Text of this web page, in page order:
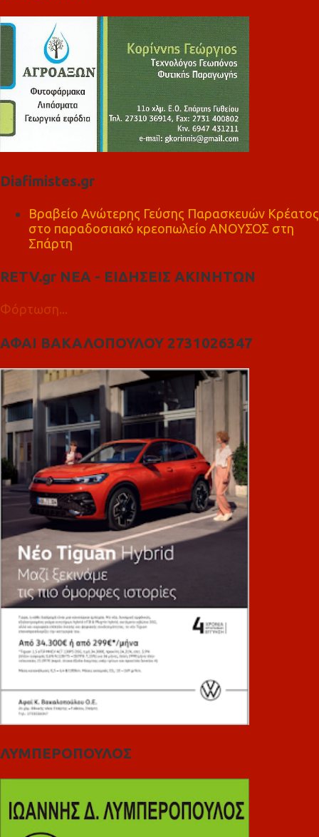
Diafimistes.gr
Βραβείο Ανώτερης Γεύσης Παρασκευών Κρέατος
στο παραδοσιακό κρεοπωλείο ΑΝΟΥΣΟΣ στη
Σπάρτη
RETV.gr ΝΕΑ - ΕΙΔΗΣΕΙΣ ΑΚΙΝΗΤΩΝ
Φόρτωση...
ΑΦΑΙ ΒΑΚΑΛΟΠΟΥΛΟΥ 2731026347
ΛΥΜΠΕΡΟΠΟΥΛΟΣ